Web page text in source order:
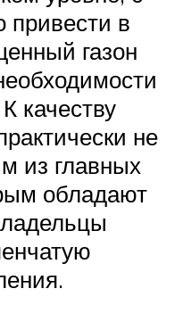
в
газон
качеству
не
из главных
обладают